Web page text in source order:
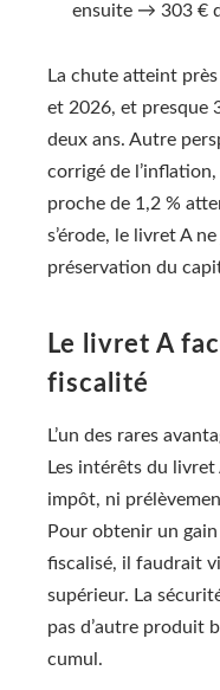
ensuite → 303 €
La chute atteint
et 2026, et presque
deux ans. Autre
corrigé de
proche de 1,2 %
s’érode, le livret A
préservation du
Le livret A
fiscalité
L’un des rares
Les intérêts du
impôt, ni
Pour obtenir un
fiscalisé, il faudrait
supérieur. La
pas d’autre produit
cumul.